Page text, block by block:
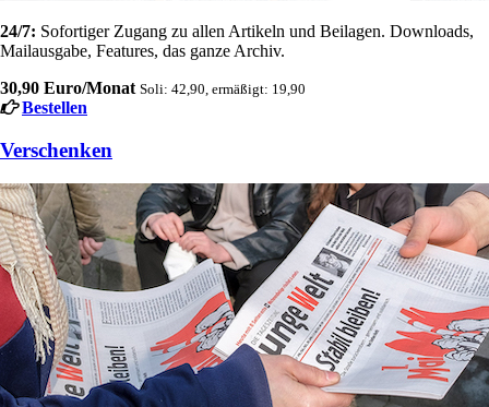
24/7: Sofortiger Zugang zu allen Artikeln und Beilagen. Downloads,
Mailausgabe, Features, das ganze Archiv.
30,90 Euro/Monat Soli: 42,90, ermäßigt: 19,90
Bestellen
Verschenken